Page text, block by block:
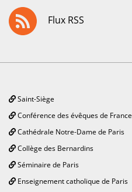
Flux RSS
Saint-Siège
Conférence des évêques de France
Cathédrale Notre-Dame de Paris
Collège des Bernardins
Séminaire de Paris
Enseignement catholique de Paris